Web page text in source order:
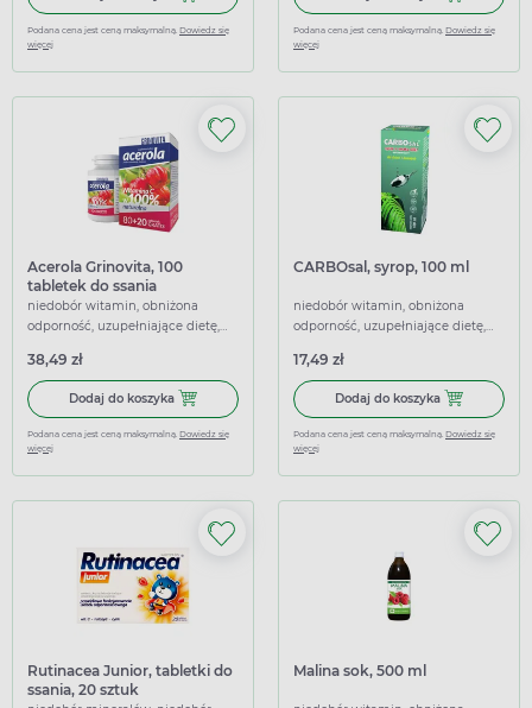
Podana cena jest ceną maksymalną. Dowiedz się
więcej
Podana cena jest ceną maksymalną. Dowiedz się
więcej
Acerola Grinovita, 100
tabletek do ssania
niedobór witamin, obniżona
odporność, uzupełniające dietę,
38,49 zł
Dodaj do koszyka Dodaj do koszyka Acerola Grinovita, 100 tabletek do ssania
Podana cena jest ceną maksymalną. Dowiedz się
więcej
CARBOsal, syrop, 100 ml
niedobór witamin, obniżona
odporność, uzupełniające dietę,
17,49 zł
Dodaj do koszyka Dodaj do
Podana cena jest ceną maksymalną. Dowiedz się
więcej
Rutinacea Junior, tabletki do
ssania, 20 sztuk
Malina sok, 500 ml